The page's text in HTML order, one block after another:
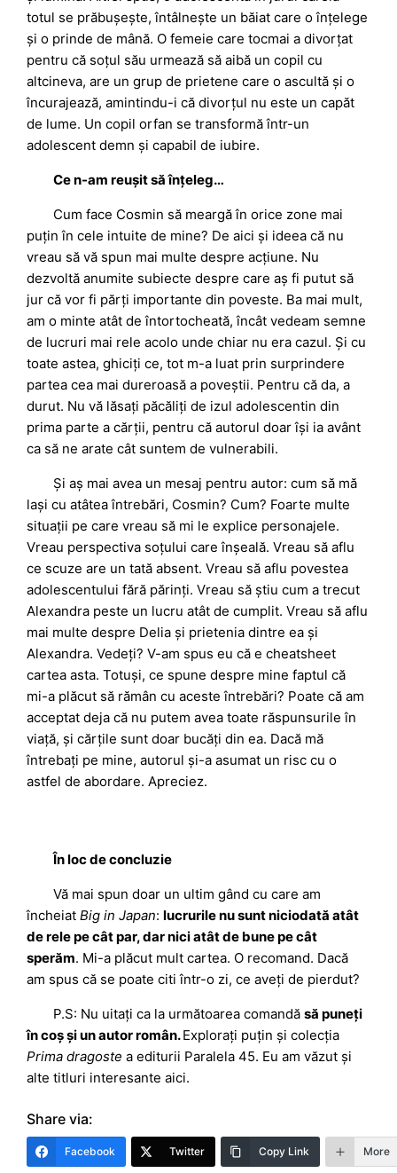
totul se prăbușește, întâlnește un băiat care o înțelege
și o prinde de mână. O femeie care tocmai a divorțat
pentru că soțul său urmează să aibă un copil cu
altcineva, are un grup de prietene care o ascultă și o
încurajează, amintindu-i că divorțul nu este un capăt
de lume. Un copil orfan se transformă într-un
adolescent demn și capabil de iubire.
Ce n-am reușit să înțeleg…
Cum face Cosmin să meargă în orice zone mai
puțin în cele intuite de mine? De aici și ideea că nu
vreau să vă spun mai multe despre acțiune. Nu
dezvoltă anumite subiecte despre care aș fi putut să
jur că vor fi părți importante din poveste. Ba mai mult,
am o minte atât de întortocheată, încât vedeam semne
de lucruri mai rele acolo unde chiar nu era cazul. Și cu
toate astea, ghiciți ce, tot m-a luat prin surprindere
partea cea mai dureroasă a poveștii. Pentru că da, a
durut. Nu vă lăsați păcăliți de izul adolescentin din
prima parte a cărții, pentru că autorul doar își ia avânt
ca să ne arate cât suntem de vulnerabili.
Și aș mai avea un mesaj pentru autor: cum să mă
lași cu atâtea întrebări, Cosmin? Cum? Foarte multe
situații pe care vreau să mi le explice personajele.
Vreau perspectiva soțului care înșeală. Vreau să aflu
ce scuze are un tată absent. Vreau să aflu povestea
adolescentului fără părinți. Vreau să știu cum a trecut
Alexandra peste un lucru atât de cumplit. Vreau să aflu
mai multe despre Delia și prietenia dintre ea și
Alexandra. Vedeți? V-am spus eu că e cheatsheet
cartea asta. Totuși, ce spune despre mine faptul că
mi-a plăcut să rămân cu aceste întrebări? Poate că am
acceptat deja că nu putem avea toate răspunsurile în
viață, și cărțile sunt doar bucăți din ea. Dacă mă
întrebați pe mine, autorul și-a asumat un risc cu o
astfel de abordare. Apreciez.
În loc de concluzie
Vă mai spun doar un ultim gând cu care am
încheiatBig in Japan:lucrurile nu sunt niciodată atât
de rele pe cât par, dar nici atât de bune pe cât
sperăm. Mi-a plăcut mult cartea. O recomand. Dacă
am spus că se poate citi într-o zi, ce aveți de pierdut?
P.S: Nu uitați ca la următoarea comandăsă puneți
în coș și un autor român.Explorați puțin și colecția
Prima dragostea editurii Paralela 45. Eu am văzut și
alte titluri interesante aici.
Share via:
Facebook Twitter Copy Link More